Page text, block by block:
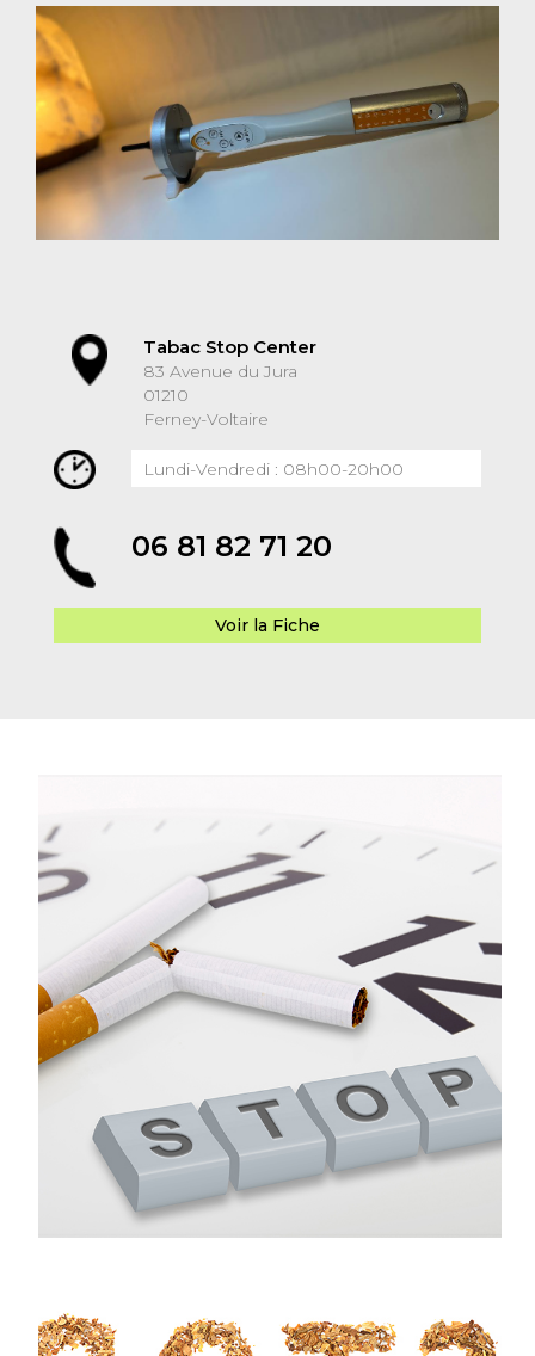
Tabac Stop Center
83 Avenue du Jura
01210
Ferney-Voltaire
Lundi-Vendredi : 08h00-20h00
06 81 82 71 20
Voir la Fiche